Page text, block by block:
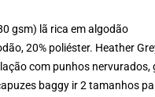
gsm) lã rica em algodão
20% poliéster. Heather
com punhos nervurados,
baggy ir 2 tamanhos